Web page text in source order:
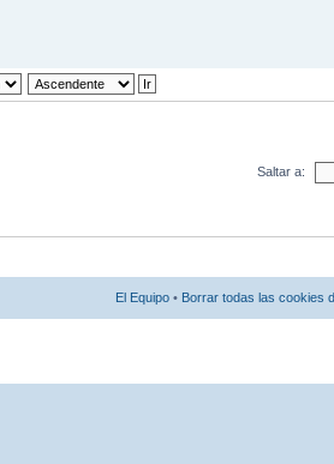
Saltar a:
El Equipo • Borrar todas las cookies